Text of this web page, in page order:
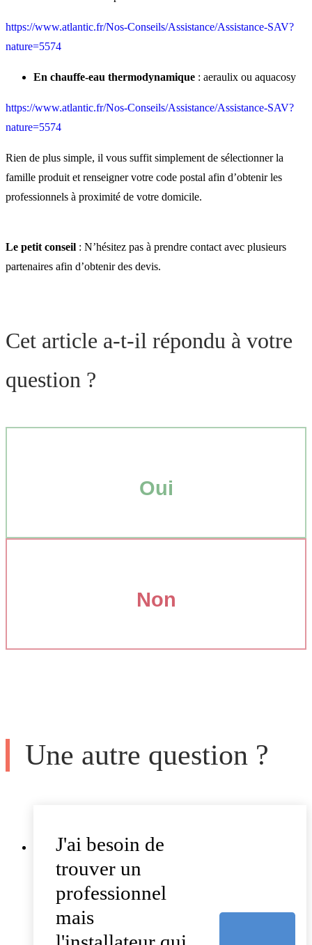
https://www.atlantic.fr/Nos-Conseils/Assistance/Assistance-SAV?
nature=5574
En chauffe-eau thermodynamique : aeraulix ou aquacosy
https://www.atlantic.fr/Nos-Conseils/Assistance/Assistance-SAV?
nature=5574
Rien de plus simple, il vous suffit simplement de sélectionner la
famille produit et renseigner votre code postal afin d’obtenir les
professionnels à proximité de votre domicile.
Le petit conseil : N’hésitez pas à prendre contact avec plusieurs
partenaires afin d’obtenir des devis.
Cet article a-t-il répondu à votre
question ?
Oui
Non
Une autre question ?
J'ai besoin de
trouver un
professionnel
mais